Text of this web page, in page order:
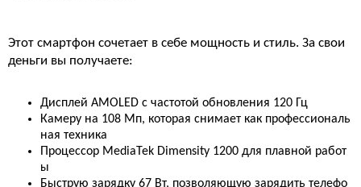
Этот смартфон сочетает в себе мощность и стиль. За свои
деньги вы получаете:
Дисплей AMOLED с частотой обновления 120 Гц
Камеру на 108 Мп, которая снимает как профессиональ
ная техника
Процессор MediaTek Dimensity 1200 для плавной работ
ы
Быструю зарядку 67 Вт, позволяющую зарядить телефо